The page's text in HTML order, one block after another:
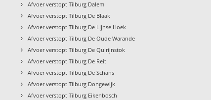
› Afvoer verstopt Tilburg Dalem
› Afvoer verstopt Tilburg De Blaak
› Afvoer verstopt Tilburg De Lijnse Hoek
› Afvoer verstopt Tilburg De Oude Warande
› Afvoer verstopt Tilburg De Quirijnstok
› Afvoer verstopt Tilburg De Reit
› Afvoer verstopt Tilburg De Schans
› Afvoer verstopt Tilburg Dongewijk
› Afvoer verstopt Tilburg Eikenbosch